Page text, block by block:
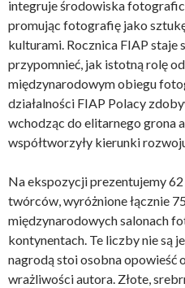
integruje środowiska
promując fotografię jako
kulturami. Rocznica FIAP
przypomnieć, jak istotną rolę
międzynarodowym obiegu
działalności FIAP Polacy
wchodząc do elitarnego grona
współtworzyły kierunki
Na ekspozycji prezentujemy
twórców, wyróżnione łącznie
międzynarodowych salonach
kontynentach. Te liczby nie są
nagrodą stoi osobna opowieść
wrażliwości autora. Złote,